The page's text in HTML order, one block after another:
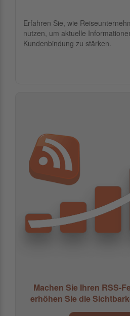
Erfahren Sie, wie
nutzen, um aktuelle
Kundenbindung zu stärken.
Machen Sie Ihren RSS-
erhöhen Sie die